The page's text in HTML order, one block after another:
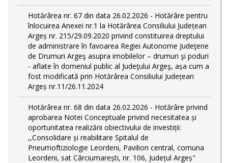
Hotărârea nr. 67 din data 26.02.2026 - Hotărâre pentru
înlocuirea Anexei nr.1 la Hotărârea Consiliului Județean
Argeș nr. 215/29.09.2020 privind constituirea dreptului
de administrare în favoarea Regiei Autonome Judeţene
de Drumuri Argeş asupra imobilelor – drumuri şi poduri
- aflate în domeniul public al Judeţului Argeş, așa cum a
fost modificată prin Hotărârea Consiliului Județean
Argeș nr.11/26.11.2024
Hotărârea nr. 68 din data 26.02.2026 - Hotărâre privind
aprobarea Notei Conceptuale privind necesitatea și
oportunitatea realizării obiectivului de investiții:
,,Consolidare și reabilitare Spitalul de
Pneumoftiziologie Leordeni, Pavilion central, comuna
Leordeni, sat Cârciumarești, nr. 106, Județul Argeș"